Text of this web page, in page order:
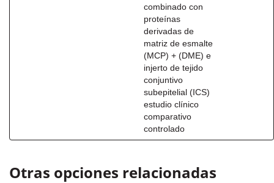
combinado con
proteínas
derivadas de
matriz de esmalte
(MCP) + (DME) e
injerto de tejido
conjuntivo
subepitelial (ICS)
estudio clínico
comparativo
controlado
Otras opciones relacionadas